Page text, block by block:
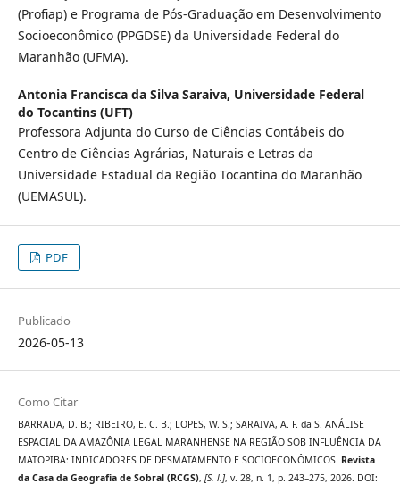
(Profiap) e Programa de Pós-Graduação em Desenvolvimento
Socioeconômico (PPGDSE) da Universidade Federal do
Maranhão (UFMA).
Antonia Francisca da Silva Saraiva, Universidade Federal
do Tocantins (UFT)
Professora Adjunta do Curso de Ciências Contábeis do
Centro de Ciências Agrárias, Naturais e Letras da
Universidade Estadual da Região Tocantina do Maranhão
(UEMASUL).
PDF
Publicado
2026-05-13
Como Citar
BARRADA, D. B.; RIBEIRO, E. C. B.; LOPES, W. S.; SARAIVA, A. F. da S. ANÁLISE
ESPACIAL DA AMAZÔNIA LEGAL MARANHENSE NA REGIÃO SOB INFLUÊNCIA DA
MATOPIBA: INDICADORES DE DESMATAMENTO E SOCIOECONÔMICOS. Revista
da Casa da Geografia de Sobral (RCGS), [S. l.], v. 28, n. 1, p. 243–275, 2026. DOI: